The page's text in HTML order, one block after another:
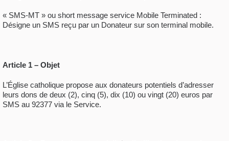
« SMS-MT » ou short message service Mobile Terminated :
Désigne un SMS reçu par un Donateur sur son terminal mobile.
Article 1 – Objet
L’Église catholique propose aux donateurs potentiels d’adresser
leurs dons de deux (2), cinq (5), dix (10) ou vingt (20) euros par
SMS au 92377 via le Service.